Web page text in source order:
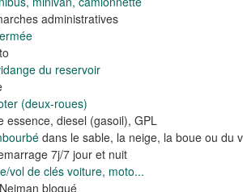
administratives
du reservoir
(deux-roues)
essence, diesel (gasoil), GPL
dans le sable, la neige, la boue ou du
7j/7 jour et nuit
vol de clés voiture, moto...
bloqué